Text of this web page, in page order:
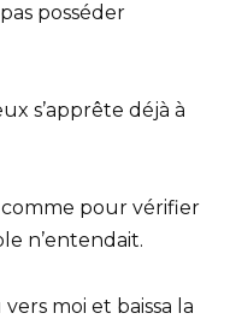
posséder
s’apprête déjà à
pour vérifier
n’entendait.
moi et baissa la